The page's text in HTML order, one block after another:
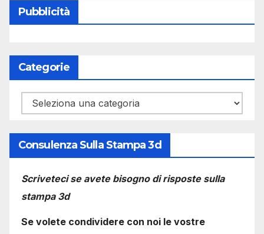
Pubblicità
Categorie
Categorie
Consulenza Sulla Stampa 3d
Scriveteci se avete bisogno di risposte sulla
stampa 3d
Se volete condividere con noi le vostre